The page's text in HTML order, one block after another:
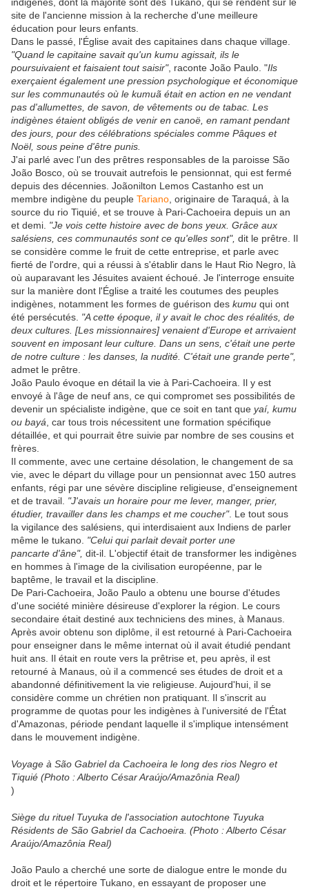
site de l'ancienne mission à la recherche d'une meilleure
éducation pour leurs enfants.
Dans le passé, l'Église avait des capitaines dans chaque village.
"Quand le capitaine savait qu'un kumu agissait, ils le
poursuivaient et faisaient tout saisir", raconte João Paulo. "Ils
exerçaient également une pression psychologique et économique
sur les communautés où le kumuã était en action en ne vendant
pas d'allumettes, de savon, de vêtements ou de tabac. Les
indigènes étaient obligés de venir en canoë, en ramant pendant
des jours, pour des célébrations spéciales comme Pâques et
Noël, sous peine d'être punis.
J'ai parlé avec l'un des prêtres responsables de la paroisse São
João Bosco, où se trouvait autrefois le pensionnat, qui est fermé
depuis des décennies. Joãonilton Lemos Castanho est un
membre indigène du peuple Tariano , originaire de Taraquá, à la
source du rio Tiquié, et se trouve à Pari-Cachoeira depuis un an
et demi. "Je vois cette histoire avec de bons yeux. Grâce aux
salésiens, ces communautés sont ce qu'elles sont", dit le prêtre. Il
se considère comme le fruit de cette entreprise, et parle avec
fierté de l'ordre, qui a réussi à s'établir dans le Haut Rio Negro, là
où auparavant les Jésuites avaient échoué. Je l'interroge ensuite
sur la manière dont l'Église a traité les coutumes des peuples
indigènes, notamment les formes de guérison des kumu qui ont
été persécutés. "A cette époque, il y avait le choc des réalités, de
deux cultures. [Les missionnaires] venaient d'Europe et arrivaient
souvent en imposant leur culture. Dans un sens, c'était une perte
de notre culture : les danses, la nudité. C'était une grande perte",
admet le prêtre.
João Paulo évoque en détail la vie à Pari-Cachoeira. Il y est
envoyé à l'âge de neuf ans, ce qui compromet ses possibilités de
devenir un spécialiste indigène, que ce soit en tant que yaí, kumu
ou bayá , car tous trois nécessitent une formation spécifique
détaillée, et qui pourrait être suivie par nombre de ses cousins et
frères.
Il commente, avec une certaine désolation, le changement de sa
vie, avec le départ du village pour un pensionnat avec 150 autres
enfants, régi par une sévère discipline religieuse, d'enseignement
et de travail. "J'avais un horaire pour me lever, manger, prier,
étudier, travailler dans les champs et me coucher". Le tout sous
la vigilance des salésiens, qui interdisaient aux Indiens de parler
même le tukano. "Celui qui parlait devait porter une
pancarte d'âne", dit-il. L'objectif était de transformer les indigènes
en hommes à l'image de la civilisation européenne, par le
baptême, le travail et la discipline.
De Pari-Cachoeira, João Paulo a obtenu une bourse d'études
d'une société minière désireuse d'explorer la région. Le cours
secondaire était destiné aux techniciens des mines, à Manaus.
Après avoir obtenu son diplôme, il est retourné à Pari-Cachoeira
pour enseigner dans le même internat où il avait étudié pendant
huit ans. Il était en route vers la prêtrise et, peu après, il est
retourné à Manaus, où il a commencé ses études de droit et a
abandonné définitivement la vie religieuse. Aujourd'hui, il se
considère comme un chrétien non pratiquant. Il s'inscrit au
programme de quotas pour les indigènes à l'université de l'État
d'Amazonas, période pendant laquelle il s'implique intensément
dans le mouvement indigène.
Voyage à São Gabriel da Cachoeira le long des rios Negro et
Tiquié (Photo : Alberto César Araújo/Amazônia Real)
)
Siège du rituel Tuyuka de l'association autochtone Tuyuka
Résidents de São Gabriel da Cachoeira. (Photo : Alberto César
Araújo/Amazônia Real)
João Paulo a cherché une sorte de dialogue entre le monde du
droit et le répertoire Tukano, en essayant de proposer une